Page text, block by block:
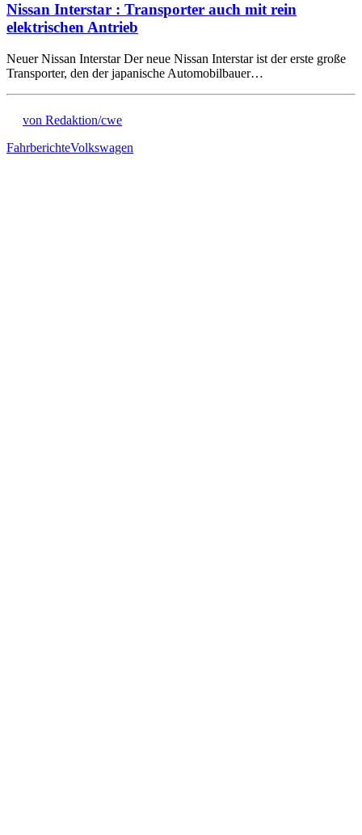
Nissan Interstar : Transporter auch mit rein
elektrischen Antrieb
Neuer Nissan Interstar Der neue Nissan Interstar ist der erste große
Transporter, den der japanische Automobilbauer…
von Redaktion/cwe
FahrberichteVolkswagen